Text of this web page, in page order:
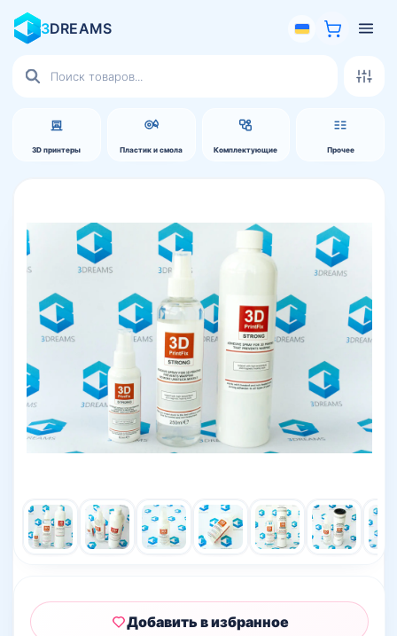
3DREAMS
3D принтеры Пластик и смола Комплектующие Прочее
товаров
Добавить в избранное